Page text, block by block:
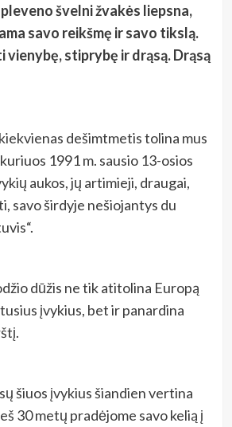
švelni žvakės liepsna,
savo reikšmę ir savo tikslą.
vienybę, stiprybę ir drąsą. Drąsą
dešimtmetis tolina mus
1991 m. sausio 13-osios
aukos, jų artimieji, draugai,
savo širdyje nešiojantys du
dūžis ne tik atitolina Europą
įvykius, bet ir panardina
šiuos įvykius šiandien vertina
30 metų pradėjome savo kelią į